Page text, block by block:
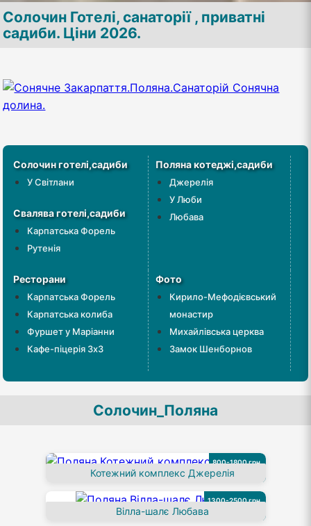
Cолочин Готелі, санаторії , приватні
садиби. Ціни 2026.
Солочин готелі,садиби
У Світлани
Cвалява готелі,садиби
Карпатська Форель
Рутенія
Поляна котеджі,садиби
Джерелія
У Люби
Любава
Ресторани
Карпатська Форель
Карпатська колиба
Фуршет у Маріанни
Кафе-піцерія 3х3
Фото
Кирило-Мефодієвський
монастир
Михайлівська церква
Замок Шенборнов
Солочин_Поляна
800-1800 грн.
за номер
Котежний комплекс Джерелія
1300-2500 грн.
Вілла-шалє Любава